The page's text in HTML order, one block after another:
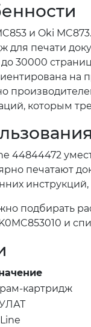
и Oki MC873.
печати
30000
на
которым
печатают
подбирать
и
картридж